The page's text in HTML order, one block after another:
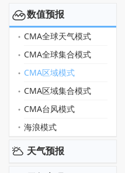
数值预报
CMA全球天气模式
CMA全球集合模式
CMA区域模式
CMA区域集合模式
CMA台风模式
海浪模式
天气预报